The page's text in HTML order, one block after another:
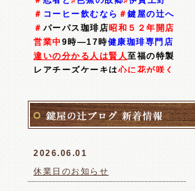
所を口ずてに廻る。 そのうち自然に治
る。28才で結婚。29才で鉄工所を起
業。 工学系の出身で物作りが好きでし
た。 32才の時に事故の後遺症が再発、
工場を他人に譲渡し廃業。 昭和52年八
に生活の目処もつき身体を治したく整
体術の先生に入門、 手技や東洋医学を
体術も易も免状を頂く。 当時コーヒー
を飲むとガンになると言われていまし
＃ コーヒー飲むなら ＃ 鍵屋の辻へ
＃ パーパス珈琲店昭和５２年開店
営業中 9時―17時健康珈琲専門店
違いの分かる人は賢人至福の特製
レアチーズケーキは心に花が咲く
新発想と創作の我が人生の終着駅
＃優化水自家製ネル布抽出高級豆
釜めしは現在提供していません
夕5時以後のお客様は電話してね
#珈琲工房 #鍵屋の辻
2026.06.01
休業日のお知らせ